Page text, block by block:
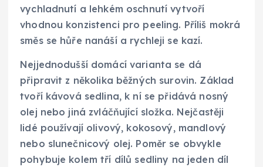
vychladnutí a lehkém oschnutí vytvoří
vhodnou konzistenci pro peeling. Příliš mokrá
směs se hůře nanáší a rychleji se kazí.
Nejjednodušší domácí varianta se dá
připravit z několika běžných surovin. Základ
tvoří kávová sedlina, k ní se přidává nosný
olej nebo jiná zvláčňující složka. Nejčastěji
lidé používají olivový, kokosový, mandlový
nebo slunečnicový olej. Poměr se obvykle
pohybuje kolem tří dílů sedliny na jeden díl